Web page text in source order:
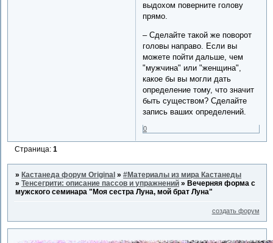
выдохом поверните голову
прямо.
– Сделайте такой же поворот
головы направо. Если вы
можете пойти дальше, чем
"мужчина" или "женщина",
какое бы вы могли дать
определение тому, что значит
быть существом? Сделайте
запись ваших определений.
0
Страница:1
»Кастанеда форум Original »#Материалы из мира Кастанеды
»Тенсегрити: описание пассов и упражнений »Вечерняя форма с
мужского семинара "Моя сестра Луна, мой брат Луна"
создать форум